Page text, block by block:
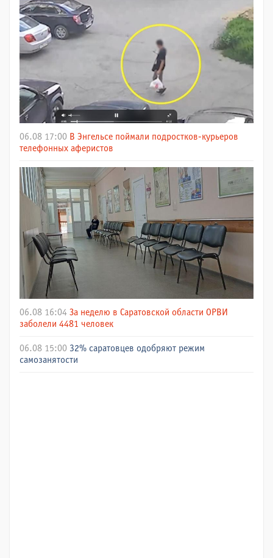
06.08 17:00 В Энгельсе поймали подростков-курьеров
телефонных аферистов
06.08 16:04 За неделю в Саратовской области ОРВИ
заболели 4481 человек
06.08 15:00 32% саратовцев одобряют режим
самозанятости